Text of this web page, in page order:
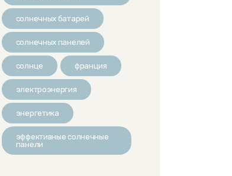
солнечных батарей
солнечных панелей
солнце франция
электроэнергия
энергетика
эффективные солнечные
панели